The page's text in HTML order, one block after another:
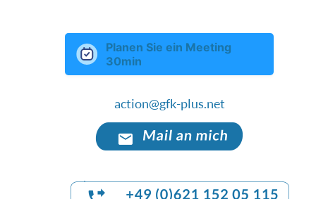
action@gfk-plus.net
Planen Sie ein Meeting
30min